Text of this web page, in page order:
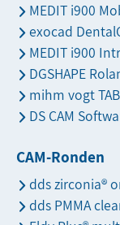
MEDIT i900
exocad
MEDIT i900
DGSHAPE
mihm vogt
DS CAM
CAM-Ronden
dds zirconia®
dds PMMA